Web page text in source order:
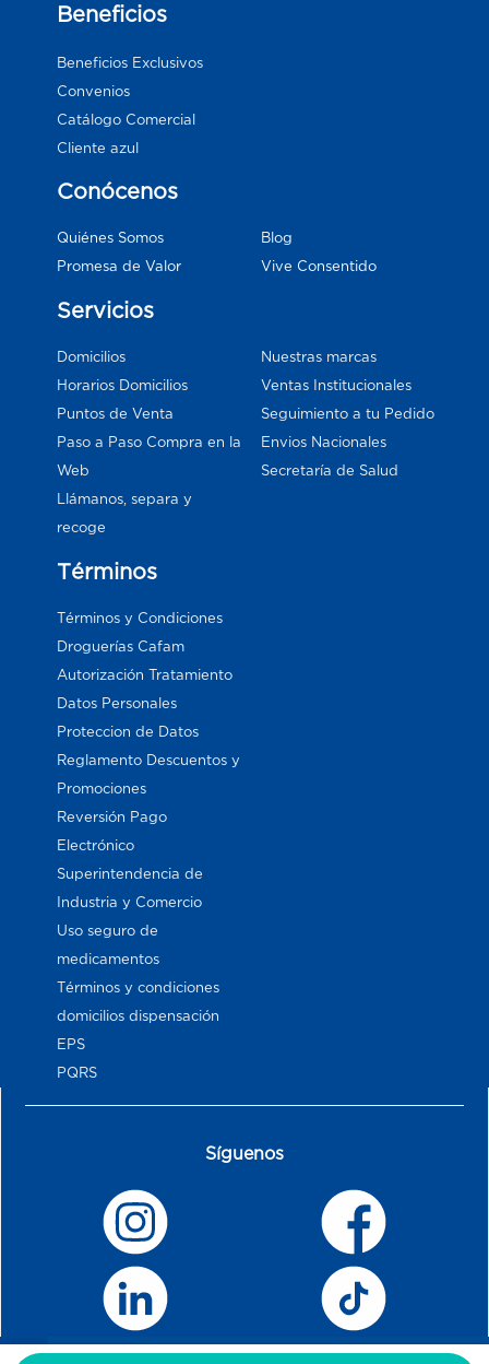
Beneficios
Beneficios Exclusivos
Convenios
Catálogo Comercial
Cliente azul
Conócenos
Quiénes Somos
Promesa de Valor
Blog
Vive Consentido
Servicios
Domicilios
Horarios Domicilios
Puntos de Venta
Paso a Paso Compra en la
Web
Llámanos, separa y
recoge
Nuestras marcas
Ventas Institucionales
Seguimiento a tu Pedido
Envios Nacionales
Secretaría de Salud
Términos
Términos y Condiciones
Droguerías Cafam
Autorización Tratamiento
Datos Personales
Proteccion de Datos
Reglamento Descuentos y
Promociones
Reversión Pago
Electrónico
Superintendencia de
Industria y Comercio
Uso seguro de
medicamentos
Términos y condiciones
domicilios dispensación
EPS
PQRS
Síguenos